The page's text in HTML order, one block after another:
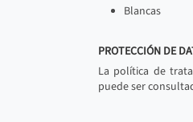
Blancas
PROTECCIÓN DE
La política de
puede ser